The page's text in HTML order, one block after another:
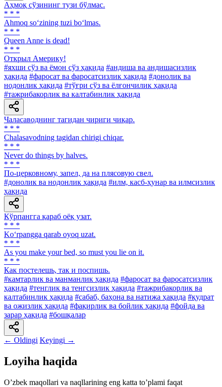
Аҳмоқ сўзининг тузи бўлмас.
* * *
Ahmoq so‘zining tuzi bo‘lmas.
* * *
Queen Anne is dead!
* * *
Открыл Америку!
#яхши сўз ва ёмон сўз ҳақида #андиша ва андишасизлик
ҳақида #фаросат ва фаросатсизлик ҳақида #донолик ва
нодонлик ҳақида #тўғри сўз ва ёлғончилик ҳақида
#тажрибакорлик ва калтабинлик ҳақида
Чаласаводнинг тагидан чириги чиқар.
* * *
Chalasavodning tagidan chirigi chiqar.
* * *
Never do things by halves.
* * *
По-церковному, запел, да на плясовую свел.
#донолик ва нодонлик ҳақида #илм, касб-ҳунар ва илмсизлик
ҳақида
Кўрпангга қараб оёқ узат.
* * *
Ko‘rpangga qarab oyoq uzat.
* * *
As you make your bed, so must you lie on it.
* * *
Как постелешь, так и поспишь.
#камтарлик ва манманлик ҳақида #фаросат ва фаросатсизлик
ҳақида #тенглик ва тенгсизлик ҳақида #тажрибакорлик ва
калтабинлик ҳақида #сабаб, баҳона ва натижа ҳақида #қудрат
ва ожизлик ҳақида #фақирлик ва бойлик ҳақида #фойда ва
зарар ҳақида #бошқалар
← Oldingi Keyingi →
Loyiha haqida
Oʼzbek maqollari va naqllarining eng katta toʼplami faqat